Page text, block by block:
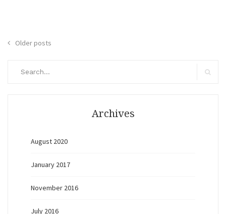
Posts
Older posts
Archives
August 2020
January 2017
November 2016
July 2016